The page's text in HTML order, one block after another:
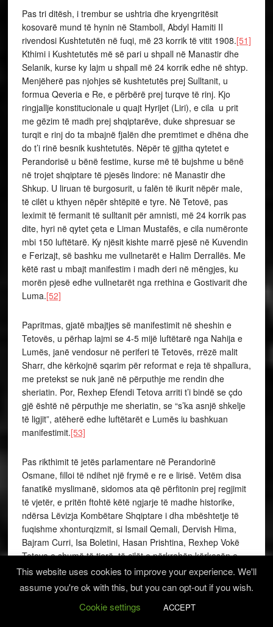
Pas tri ditësh, i trembur se ushtria dhe kryengritësit
kosovarë mund të hynin në Stamboll, Abdyl Hamiti II
rivendosi Kushtetutën në fuqi, më 23 korrik të vitit 1908.[51]
Kthimi i Kushtetutës më së pari u shpall në Manastir dhe
Selanik, kurse ky lajm u shpall më 24 korrik edhe në shtyp.
Menjëherë pas njohjes së kushtetutës prej Sulltanit, u
formua Qeveria e Re, e përbërë prej turqve të rinj. Kjo
ringjallje konstitucionale u quajt Hyrijet (Liri), e cila u prit
me gëzim të madh prej shqiptarëve, duke shpresuar se
turqit e rinj do ta mbajnë fjalën dhe premtimet e dhëna dhe
do t’i rinë besnik kushtetutës. Nëpër të gjitha qytetet e
Perandorisë u bënë festime, kurse më të bujshme u bënë
në trojet shqiptare të pjesës lindore: në Manastir dhe
Shkup. U liruan të burgosurit, u falën të ikurit nëpër male,
të cilët u kthyen nëpër shtëpitë e tyre. Në Tetovë, pas
leximit të fermanit të sulltanit për amnisti, më 24 korrik pas
dite, hyri në qytet çeta e Liman Mustafës, e cila numëronte
mbi 150 luftëtarë. Ky njësit kishte marrë pjesë në Kuvendin
e Ferizajt, së bashku me vullnetarët e Halim Derrallës. Me
këtë rast u mbajt manifestim i madh deri në mëngjes, ku
morën pjesë edhe vullnetarët nga rrethina e Gostivarit dhe
Luma.[52]
Papritmas, gjatë mbajtjes së manifestimit në sheshin e
Tetovës, u përhap lajmi se 4-5 mijë luftëtarë nga Nahija e
Lumës, janë vendosur në periferi të Tetovës, rrëzë malit
Sharr, dhe kërkojnë sqarim për reformat e reja të shpallura,
me pretekst se nuk janë në përputhje me rendin dhe
sheriatin. Por, Rexhep Efendi Tetova arriti t’i bindë se çdo
gjë është në përputhje me sheriatin, se “s’ka asnjë shkelje
të ligjit”, atëherë edhe luftëtarët e Lumës iu bashkuan
manifestimit.[53]
Pas rikthimit të jetës parlamentare në Perandorinë
Osmane, filloi të ndihet një frymë e re e lirisë. Vetëm disa
fanatikë myslimanë, sidomos ata që përfitonin prej regjimit
të vjetër, e pritën ftohtë këtë ngjarje të madhe historike,
ndërsa Lëvizja Kombëtare Shqiptare i dha mbështetje të
fuqishme xhonturqizmit, si Ismail Qemali, Dervish Hima,
Bajram Curri, Isa Boletini, Hasan Prishtina, Rexhep Vokë
Tetova e shumë të tjerë, të cilët e përkrahën kërkesën e
turqve të rinj.[54]
nga Bajram Curri, dolën fituese ndaj forcave centraliste, që
This website uses cookies to improve your experience. We'll
assume you're ok with this, but you can opt-out if you wish.
Cookie settings
ACCEPT